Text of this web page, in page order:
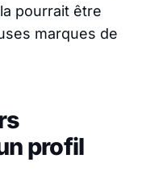
pourrait être
marques de
profil